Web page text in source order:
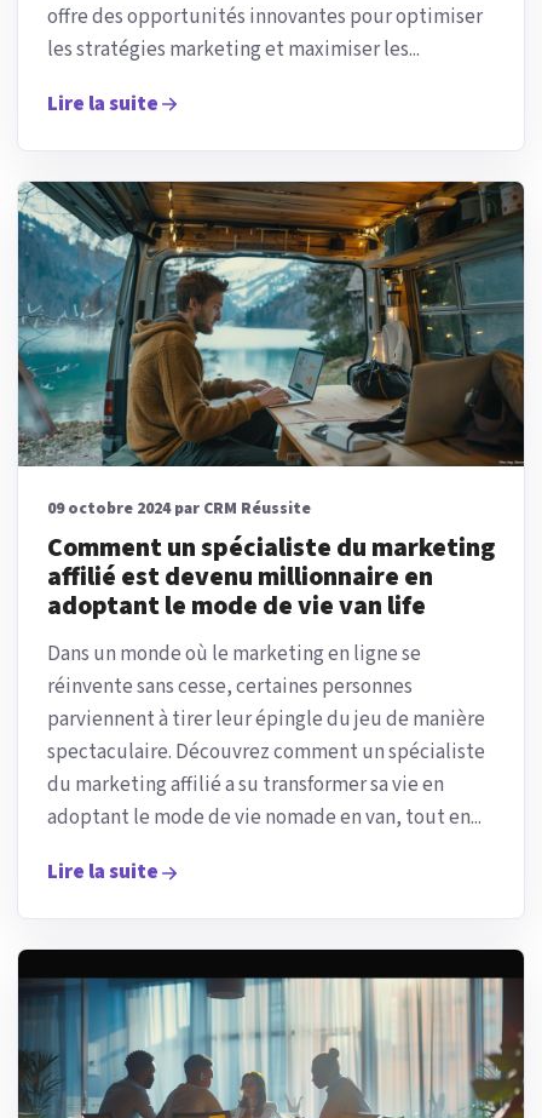
offre des opportunités innovantes pour optimiser
les stratégies marketing et maximiser les...
Lire la suite
09 octobre 2024 par CRM Réussite
Comment un spécialiste du marketing
affilié est devenu millionnaire en
adoptant le mode de vie van life
Dans un monde où le marketing en ligne se
réinvente sans cesse, certaines personnes
parviennent à tirer leur épingle du jeu de manière
spectaculaire. Découvrez comment un spécialiste
du marketing affilié a su transformer sa vie en
adoptant le mode de vie nomade en van, tout en...
Lire la suite